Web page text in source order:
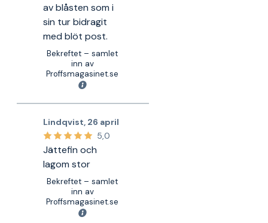
av blåsten som i
sin tur bidragit
med blöt post.
Bekreftet – samlet
inn av
Proffsmagasinet.se
Lindqvist, 26 april
5,0
Jättefin och
lagom stor
Bekreftet – samlet
inn av
Proffsmagasinet.se